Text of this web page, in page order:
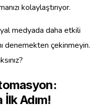
kolaylaştırıyor.
medyada daha etkili
denemekten çekinmeyin.
Adım!